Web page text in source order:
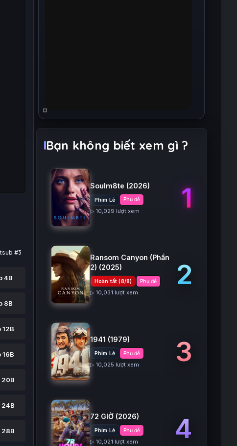
#3
4B
8B
12B
16B
20B
24B
28B
Bạn không biết xem gì ?
Soulm8te (2026)
Phim Lẻ Phụ đề
▷ 10,029 lượt xem 1
Ransom Canyon (Phần
2) (2025)
Hoàn tất (8/8) Phụ đề
▷ 10,031 lượt xem
2
1941 (1979)
Phim Lẻ Phụ đề
▷ 10,025 lượt xem 3
72 GIỜ (2026)
Phim Lẻ Phụ đề
▷ 10,021 lượt xem 4